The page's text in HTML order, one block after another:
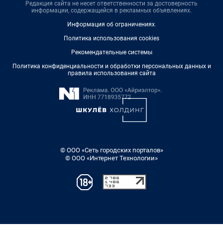
Редакция сайта не несет ответственности за достоверность
информации, содержащейся в рекламных объявлениях.
Информация об ограничениях.
Политика использования cookies
Рекомендательные системы
Политика конфиденциальности и обработки персональных данных и
правила использования сайта
© ООО «Сеть городских порталов»
© ООО «Интернет Технологии»